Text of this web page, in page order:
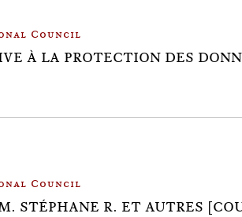
Council
À LA PROTECTION DES
Council
STÉPHANE R. ET AUTRES